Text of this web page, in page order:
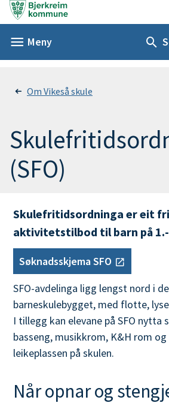
V
e
s
k
u
l
e
Meny
Du
her:
Om Vikeså skule
(SFO)
Skulefritidsordninga er eit
aktivitetstilbod til barn på
Søknadsskjema SFO
SFO-avdelinga ligg lengst nord i
barneskulebygget, med flotte,
I tillegg kan elevane på SFO nytta
basseng, musikkrom, K&H rom
leikeplassen på skulen.
Når opnar og